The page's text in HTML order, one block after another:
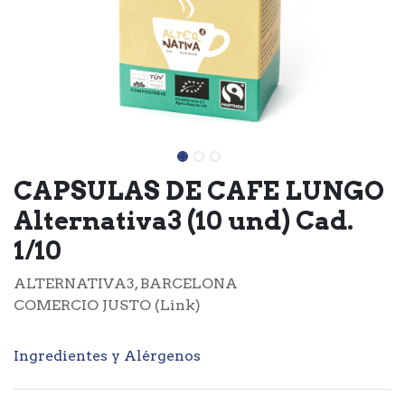
CAPSULAS DE CAFE LUNGO
Alternativa3 (10 und) Cad.
1/10
ALTERNATIVA3, BARCELONA
COMERCIO JUSTO (Link)
Ingredientes y Alérgenos